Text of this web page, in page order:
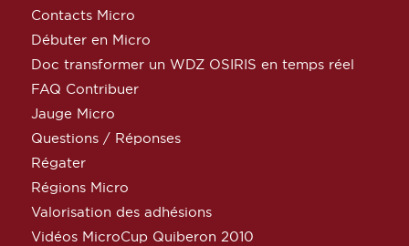
Contacts Micro
Débuter en Micro
Doc transformer un WDZ OSIRIS en temps réel
FAQ Contribuer
Jauge Micro
Questions / Réponses
Régater
Régions Micro
Valorisation des adhésions
Vidéos MicroCup Quiberon 2010